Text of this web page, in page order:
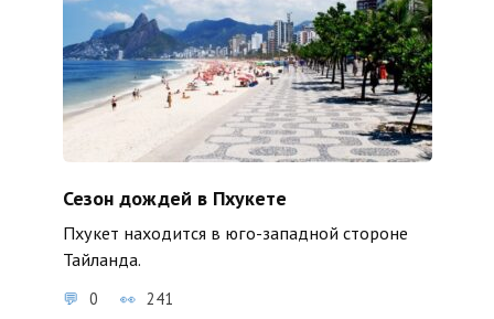
Сезон дождей в Пхукете
Пхукет находится в юго-западной стороне
Тайланда.
0 241